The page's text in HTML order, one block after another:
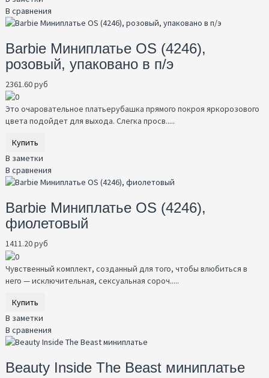
В сравнения
Barbie Миниплатье OS (4246),
розовый, упаковано в п/э
2361.60 руб
Это очаровательное платьерубашка прямого покроя яркорозового
цвета подойдет для выхода. Слегка просв.....
Купить
В заметки
В сравнения
Barbie Миниплатье OS (4246),
фиолетовый
1411.20 руб
Чувственный комплект, созданный для того, чтобы влюбиться в
него — исключительная, сексуальная сороч.....
Купить
В заметки
В сравнения
Beauty Inside The Beast миниплатье